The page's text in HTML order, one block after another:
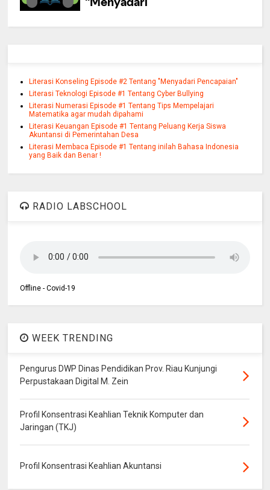
Literasi Konseling Episode #2 Tentang "Menyadari Pencapaian"
Literasi Teknologi Episode #1 Tentang Cyber Bullying
Literasi Numerasi Episode #1 Tentang Tips Mempelajari
Matematika agar mudah dipahami
Literasi Keuangan Episode #1 Tentang Peluang Kerja Siswa
Akuntansi di Pemerintahan Desa
Literasi Membaca Episode #1 Tentang inilah Bahasa Indonesia
yang Baik dan Benar !
RADIO LABSCHOOL
Offline - Covid-19
WEEK TRENDING
Pengurus DWP Dinas Pendidikan Prov. Riau Kunjungi
Perpustakaan Digital M. Zein
Profil Konsentrasi Keahlian Teknik Komputer dan
Jaringan (TKJ)
Profil Konsentrasi Keahlian Akuntansi